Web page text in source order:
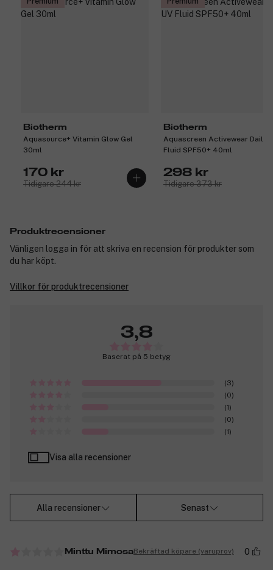
Biotherm
Aquasource+ Vitamin Glow Gel
30ml
170 kr
Tidigare 244 kr
Biotherm
Aquascreen Activewear Daily
Fluid SPF50+ 40ml
298 kr
Tidigare 373 kr
Produktrecensioner
Vänligen logga in för att skriva en recension för produkter som
du har köpt.
Villkor för produktrecensioner
3,8
Baserat på 5 betyg
(3)
(0)
(1)
(0)
(1)
Visa alla recensioner
Alla recensioner Senast
Minttu MimosaBekräftad köpare (varuprov) 0